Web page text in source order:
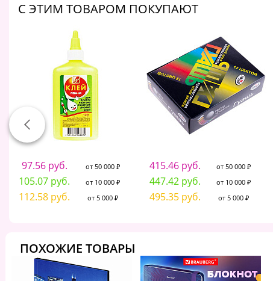
C ЭТИМ ТОВАРОМ ПОКУПАЮТ
97.56 руб. от 50 000 ₽
105.07 руб. от 10 000 ₽
112.58 руб. от 5 000 ₽
415.46 руб. от 50 000 ₽
447.42 руб. от 10 000 ₽
495.35 руб. от 5 000 ₽
ПОХОЖИЕ ТОВАРЫ